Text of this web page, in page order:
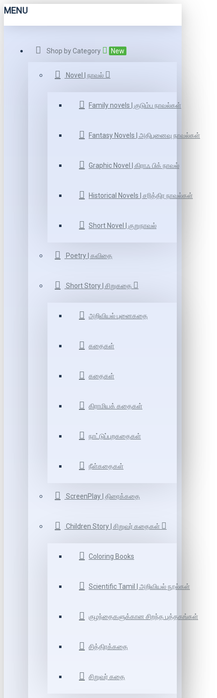
MENU
Shop by Category New
Novel | நாவல்
Family novels | குடும்ப நாவல்கள்
Fantasy Novels | அதிபுனைவு நாவல்கள்
Graphic Novel | கிராஃ பிக் நாவல்
Historical Novels | சரித்திர நாவல்கள்
Short Novel | குறுநாவல்
Poetry | கவிதை
Short Story | சிறுகதை
அறிவியல் புனைகதை
கதைகள்
கதைகள்
கிராமியக் கதைகள்
நாட்டுப்புறகதைகள்
நீள்கதைகள்
ScreenPlay | திரைக்கதை
Children Story | சிறுவர் கதைகள்
Coloring Books
Scientific Tamil | அறிவியல் நூல்கள்
குழந்தைகளுக்கான சிறந்த புத்தகங்கள்
சித்திரக்கதை
சிறுவர் கதை